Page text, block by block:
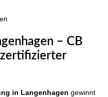
– CB
in Langenhagen gewinnt